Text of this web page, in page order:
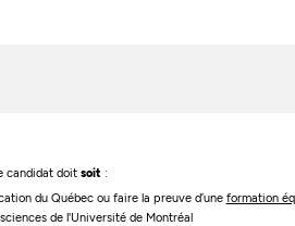
candidat doitsoit :
du Québec ou faire la preuve d’une formation
de l'Université de Montréal